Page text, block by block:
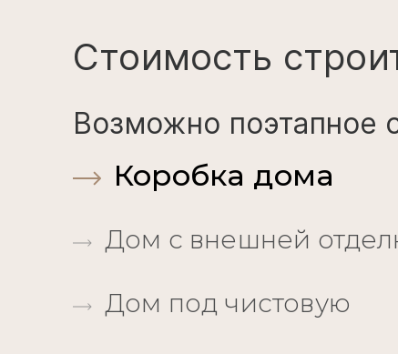
Стоимость
Возможно поэтапное
Коробка дома
Дом с внешней
Дом под чистовую